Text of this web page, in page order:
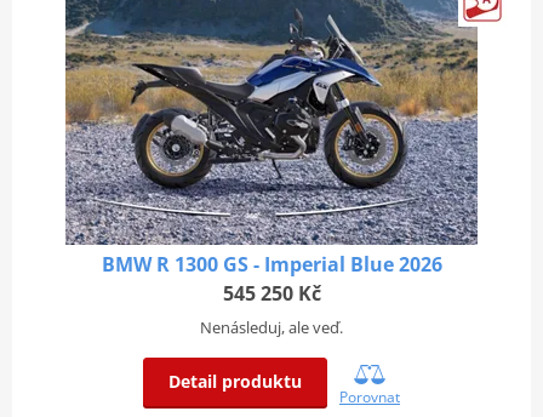
BMW R 1300 GS - Imperial Blue 2026
545 250 Kč
Nenásleduj, ale veď.
Detail produktu
Porovnat